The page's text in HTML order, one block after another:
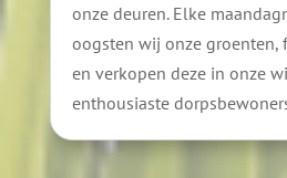
onze deuren. Elke
oogsten wij onze groenten,
en verkopen deze in onze
enthousiaste